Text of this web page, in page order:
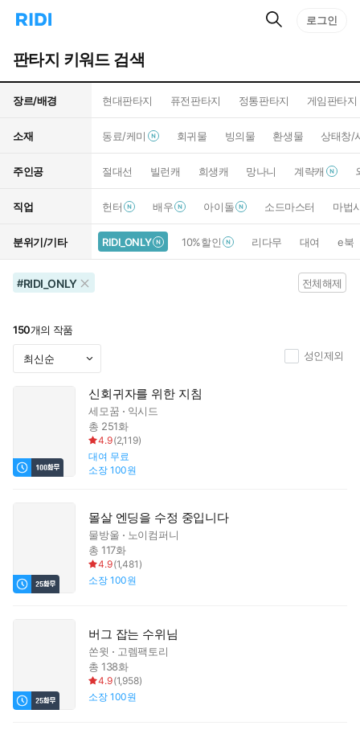
리
으
로
이
동
턴
트
검
색
검
로그인
판타지 키워드 검색
장르/배경 현대판타지 퓨전판타지 정통판타지 게임판타지
소재 동료/케미 회귀물 빙의물 환생물 상태창/
주인공 절대선 빌런캐 희생캐 망나니 계략캐
직업 헌터 배우 아이돌 소드마스터 마법
분위기/기타 RIDI_ONLY 10%할인 리다무 대여 e북
#RIDI_ONLY 전체해제
150개의 작품
성인제외
신회귀자를 위한 지침
세모꿈
익시드
총 251화
4.9(2,119)
대여 무료
소장 100원
몰살 엔딩을 수정 중입니다
물방울
노이컴퍼니
총 117화
4.9(1,481 )
소장 100원
버그 잡는 수위님
쏜윗
고렘팩토리
총 138화
4.9(1,958)
소장 100원